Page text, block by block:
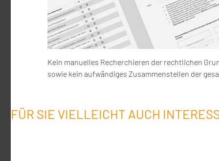
Kein manuelles Recherchieren der rechtlichen
sowie kein aufwändiges Zusammenstellen der
FÜR SIE VIELLEICHT AUCH